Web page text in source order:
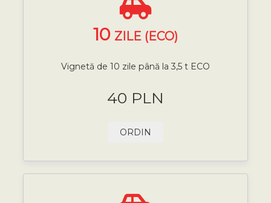
10 ZILE (ECO)
Vignetă de 10 zile până la 3,5 t ECO
40 PLN
ORDIN